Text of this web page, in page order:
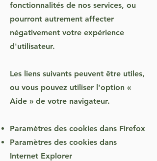
fonctionnalités de nos services, ou
pourront autrement affecter
négativement votre expérience
d'utilisateur.
Les liens suivants peuvent être utiles,
ou vous pouvez utiliser l'option «
Aide » de votre navigateur.
Paramètres des cookies dans Firefox
Paramètres des cookies dans
Internet Explorer